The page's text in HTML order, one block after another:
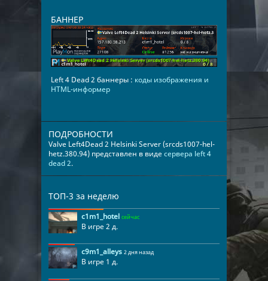
БАННЕР
Left 4 Dead 2 баннеры : коды изображения и
HTML-информер
ПОДРОБНОСТИ
Valve Left4Dead 2 Helsinki Server (srcds1007-hel-
hetz.380.94) представлен в видесервера left 4
dead 2.
ТОП-3 за неделю
c1m1_hotel сейчас
В игре 2 д.
c9m1_alleys 2 дня назад
В игре 1 д.